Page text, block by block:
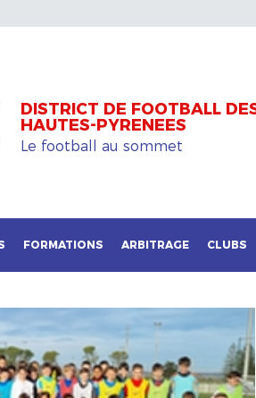
DISTRICT DE FOOTBALL
HAUTES-PYRENEES
Le football au sommet
FORMATIONS ARBITRAGE CLUBS